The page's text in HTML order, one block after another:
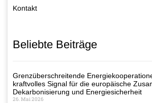
Kontakt
Beliebte Beiträge
Grenzüberschreitende
kraftvolles Signal für die europäische
Dekarbonisierung und Energiesicherheit
26. Mai 2026